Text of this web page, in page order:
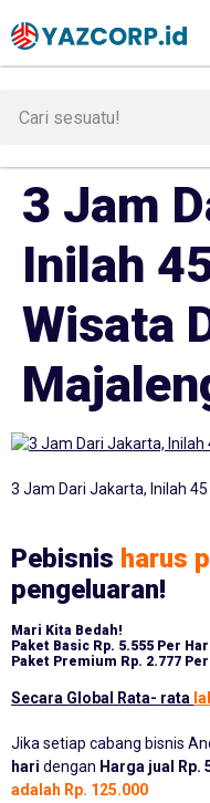
3 Jam
Inilah
Wisata
3 Jam Dari Jakarta, Inilah
Pebisnis harus
pengeluaran!
Mari Kita Bedah!
Paket Basic Rp. 5.555 Per
Paket Premium Rp. 2.777
Secara Global Rata- rata
Jika setiap cabang bisnis
hari dengan Harga jual Rp.
adalah Rp. 125.000